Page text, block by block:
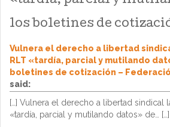
los boletines de
Vulnera el derecho a libertad
RLT «tardía, parcial y mutilando
boletines de cotización –
said:
[…] Vulnera el derecho a libertad sindical
«tardía, parcial y mutilando datos» de… […]